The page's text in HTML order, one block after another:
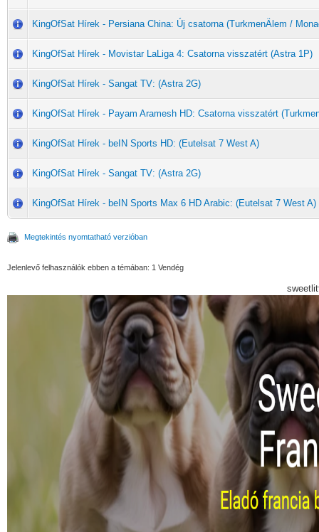
KingOfSat Hírek - Persiana China: Új csatorna (TurkmenÄlem /
KingOfSat Hírek - Movistar LaLiga 4: Csatorna visszatért (Astra 1P)
KingOfSat Hírek - Sangat TV: (Astra 2G)
KingOfSat Hírek - Payam Aramesh HD: Csatorna visszatért
KingOfSat Hírek - beIN Sports HD: (Eutelsat 7 West A)
KingOfSat Hírek - Sangat TV: (Astra 2G)
KingOfSat Hírek - beIN Sports Max 6 HD Arabic: (Eutelsat 7 West A)
Megtekintés nyomtatható verzióban
Jelenlevő felhasználók ebben a témában: 1 Vendég